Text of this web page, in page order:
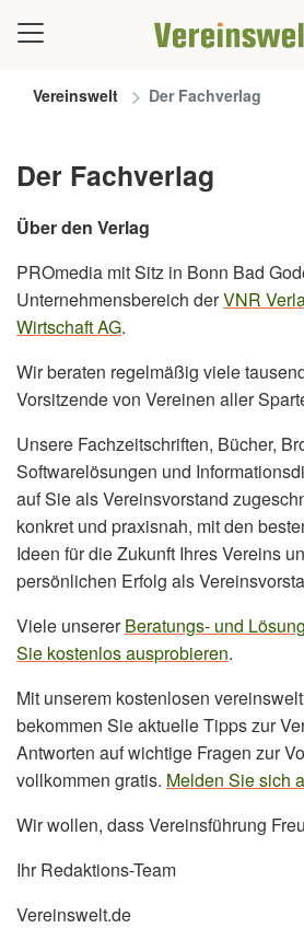
Vereinswelt Der Fachverlag
Der Fachverlag
Über den Verlag
PROmedia mit Sitz in Bonn Bad
Unternehmensbereich derVNR
Wirtschaft AG.
Wir beraten regelmäßig viele
Vorsitzende von Vereinen aller
Unsere Fachzeitschriften, Bücher,
Softwarelösungen und
auf Sie als Vereinsvorstand
konkret und praxisnah, mit den
Ideen für die Zukunft Ihres Vereins
persönlichen Erfolg als
Viele unsererBeratungs- und
Sie kostenlos ausprobieren.
Mit unserem kostenlosen
bekommen Sie aktuelle Tipps zur
Antworten auf wichtige Fragen zur
vollkommen gratis. Melden Sie sich
Wir wollen, dass Vereinsführung
Ihr Redaktions-Team
Vereinswelt.de